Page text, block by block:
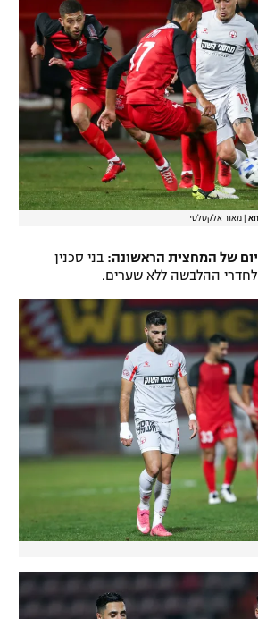
מאור אלקסלסי
בני סכנין
לחדרי ההלבשה ללא שערים.